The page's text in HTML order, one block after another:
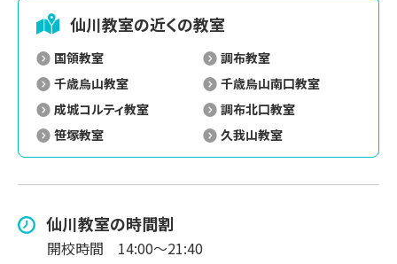
仙川教室の近くの教室
国領教室
調布教室
千歳烏山教室
千歳烏山南口教室
成城コルティ教室
調布北口教室
笹塚教室
久我山教室
仙川教室の時間割
開校時間
14:00～21:40